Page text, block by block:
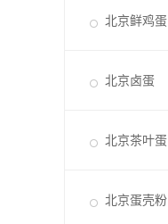
北京鲜鸡蛋
北京卤蛋
北京茶叶蛋
北京蛋壳粉